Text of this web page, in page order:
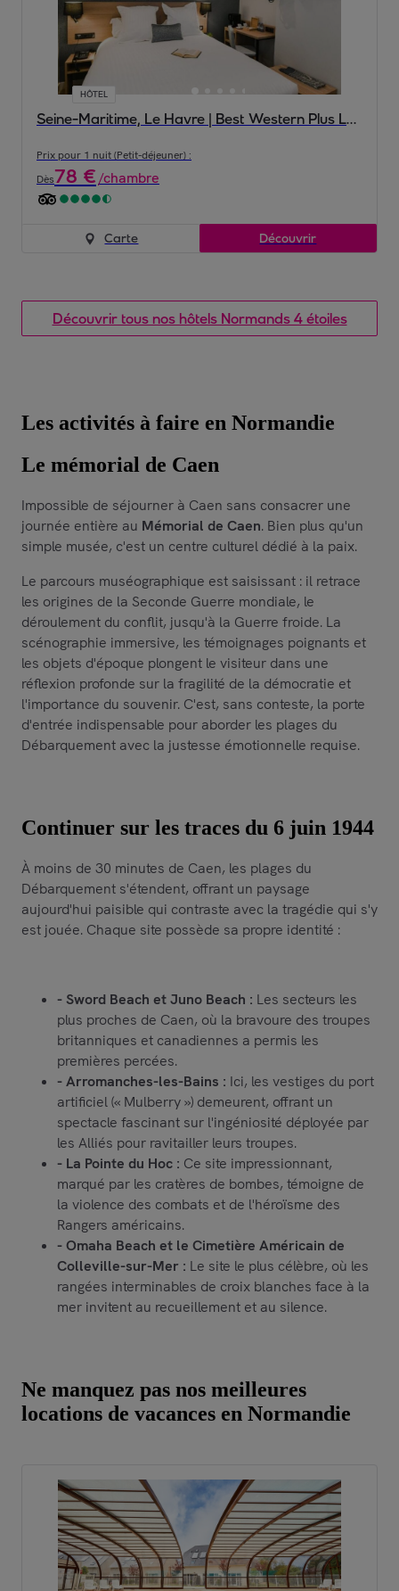
HÔTEL
Seine-Maritime, Le Havre | Best Western Plus Le Havre Centre Gare 4*
Prix pour 1 nuit (Petit-déjeuner) :
Dès78 €/chambre
Carte Découvrir
Découvrir tous nos hôtels Normands 4 étoiles
Les activités à faire en Normandie
Le mémorial de Caen
Impossible de séjourner à Caen sans consacrer une
journée entière au Mémorial de Caen. Bien plus qu'un
simple musée, c'est un centre culturel dédié à la paix.
Le parcours muséographique est saisissant : il retrace
les origines de la Seconde Guerre mondiale, le
déroulement du conflit, jusqu'à la Guerre froide. La
scénographie immersive, les témoignages poignants et
les objets d'époque plongent le visiteur dans une
réflexion profonde sur la fragilité de la démocratie et
l'importance du souvenir. C'est, sans conteste, la porte
d'entrée indispensable pour aborder les plages du
Débarquement avec la justesse émotionnelle requise.
Continuer sur les traces du 6 juin 1944
À moins de 30 minutes de Caen, les plages du
Débarquement s'étendent, offrant un paysage
aujourd'hui paisible qui contraste avec la tragédie qui s'y
est jouée. Chaque site possède sa propre identité :
- Sword Beach et Juno Beach : Les secteurs les
plus proches de Caen, où la bravoure des troupes
britanniques et canadiennes a permis les
premières percées.
- Arromanches-les-Bains : Ici, les vestiges du port
artificiel (« Mulberry ») demeurent, offrant un
spectacle fascinant sur l'ingéniosité déployée par
les Alliés pour ravitailler leurs troupes.
- La Pointe du Hoc : Ce site impressionnant,
marqué par les cratères de bombes, témoigne de
la violence des combats et de l'héroïsme des
Rangers américains.
- Omaha Beach et le Cimetière Américain de
Colleville-sur-Mer : Le site le plus célèbre, où les
rangées interminables de croix blanches face à la
mer invitent au recueillement et au silence.
Ne manquez pas nos meilleures
locations de vacances en Normandie